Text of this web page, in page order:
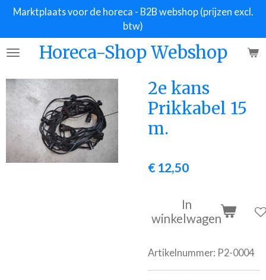
Ga
naar
de
Horeca-Shop Webshop
Marktplaats voor de horeca - B2B webshop (prijzen excl.
btw)
2e kans
Prikkabel 15
m.
€ 12,50
In
winkelwagen
Artikelnummer: P2-0004